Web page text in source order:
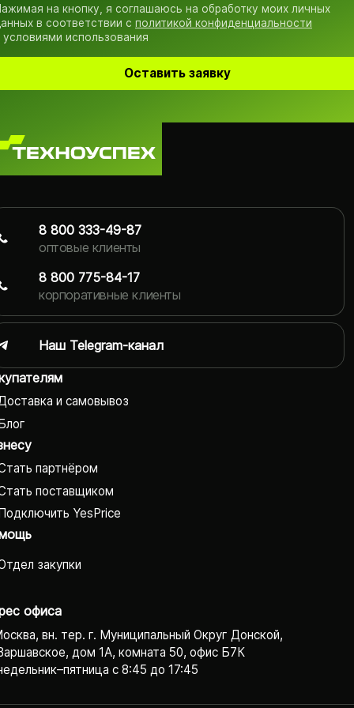
на кнопку, я соглашаюсь на обработку моих личных
в соответствии с политикой конфиденциальности
условиями использования
Оставить заявку
и самовывоз
партнёром
поставщиком
YesPrice
закупки
офиса
вн. тер. г. Муниципальный Округ Донской,
дом 1А, комната 50, офис Б7К
с 8:45 до 17:45
8 800 333-49-87
оптовые клиенты
8 800 775-84-17
корпоративные клиенты
Наш Telegram-канал